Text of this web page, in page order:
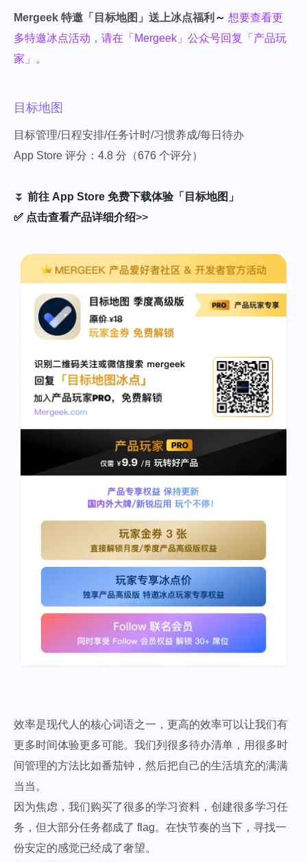
Mergeek 特邀「目标地图」送上冰点福利 ～ 想要查看更
多特邀冰点活动，请在「Mergeek」公众号回复「产品玩
家」。
目标地图
目标管理/日程安排/任务计时/习惯养成/每日待办
App Store 评分：4.8 分（676 个评分）
⏬ 前往 App Store 免费下载体验「目标地图」
✅ 点击查看产品详细介绍>>
效率是现代人的核心词语之一，更高的效率可以让我们有
更多时间体验更多可能。我们列很多待办清单，用很多时
间管理的方法比如番茄钟，然后把自己的生活填充的满满
当当。
因为焦虑，我们购买了很多的学习资料，创建很多学习任
务，但大部分任务都成了 flag。在快节奏的当下，寻找一
份安定的感觉已经成了奢望。